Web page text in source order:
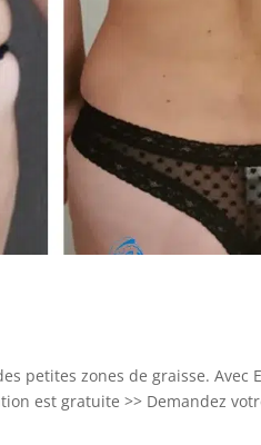
petites zones de graisse. Avec
est gratuite >> Demandez